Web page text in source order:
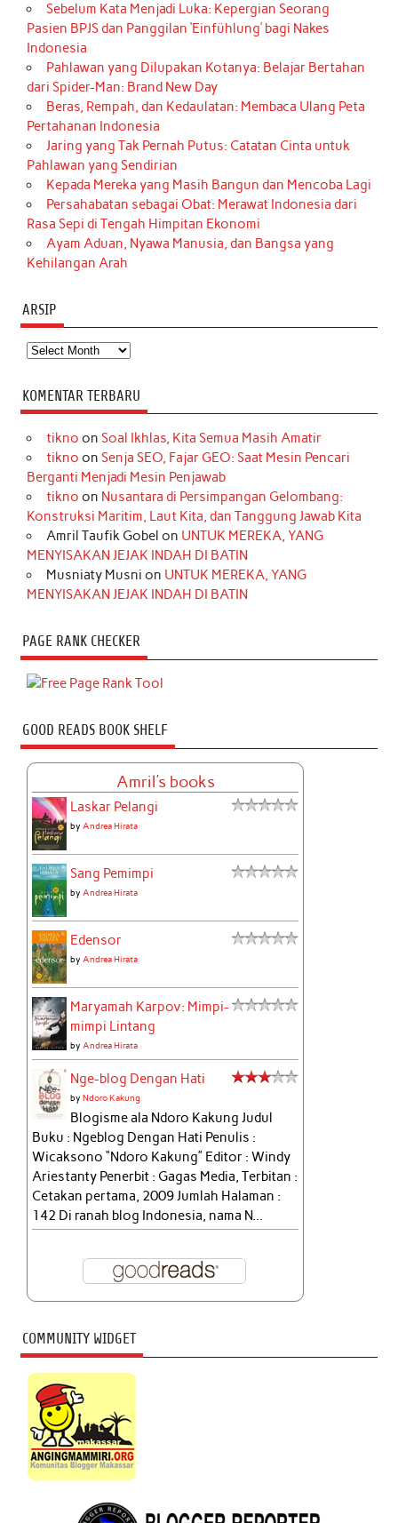
Sebelum Kata Menjadi Luka: Kepergian Seorang
Pasien BPJS dan Panggilan ‘Einfühlung’ bagi Nakes
Indonesia
Pahlawan yang Dilupakan Kotanya: Belajar Bertahan
dari Spider-Man: Brand New Day
Beras, Rempah, dan Kedaulatan: Membaca Ulang Peta
Pertahanan Indonesia
Jaring yang Tak Pernah Putus: Catatan Cinta untuk
Pahlawan yang Sendirian
Kepada Mereka yang Masih Bangun dan Mencoba Lagi
Persahabatan sebagai Obat: Merawat Indonesia dari
Rasa Sepi di Tengah Himpitan Ekonomi
Ayam Aduan, Nyawa Manusia, dan Bangsa yang
Kehilangan Arah
ARSIP
Arsip
KOMENTAR TERBARU
tikno on Soal Ikhlas, Kita Semua Masih Amatir
tikno on Senja SEO, Fajar GEO: Saat Mesin Pencari
Berganti Menjadi Mesin Penjawab
tikno on Nusantara di Persimpangan Gelombang:
Konstruksi Maritim, Laut Kita, dan Tanggung Jawab Kita
Amril Taufik Gobel on UNTUK MEREKA, YANG
MENYISAKAN JEJAK INDAH DI BATIN
Musniaty Musni on UNTUK MEREKA, YANG
MENYISAKAN JEJAK INDAH DI BATIN
PAGE RANK CHECKER
GOOD READS BOOK SHELF
Amril's books
Laskar Pelangi
byAndrea Hirata
Sang Pemimpi
byAndrea Hirata
Edensor
byAndrea Hirata
Maryamah Karpov: Mimpi-
mimpi Lintang
byAndrea Hirata
Nge-blog Dengan Hati
byNdoro Kakung
Blogisme ala Ndoro Kakung Judul
Buku : Ngeblog Dengan Hati Penulis :
Wicaksono “Ndoro Kakung” Editor : Windy
Ariestanty Penerbit : Gagas Media, Terbitan :
Cetakan pertama, 2009 Jumlah Halaman :
142 Di ranah blog Indonesia, nama N...
COMMUNITY WIDGET